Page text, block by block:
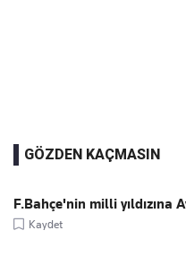
GÖZDEN KAÇMASIN
F.Bahçe'nin milli yıldızına
Kaydet